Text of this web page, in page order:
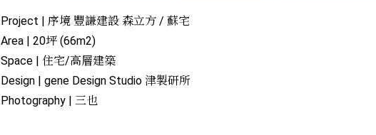
Project | 序境 豐謙建設 森立方 / 蘇宅
Area | 20坪 (66m2)
Space | 住宅/高層建築
Design | gene Design Studio 津製研所
Photography | 三也